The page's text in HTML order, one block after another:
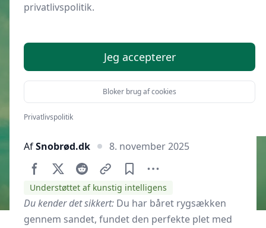
Hvilken vindretning giver mest læ
AfSnobrød.dk 8. november 2025
Understøttet af kunstig intelligens
Du kender det sikkert: Du har båret rygsækken
gennem sandet, fundet den perfekte plet med
privatlivspolitik.
Jeg accepterer
Bloker brug af cookies
Privatlivspolitik